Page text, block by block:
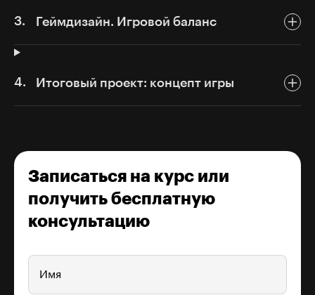
Геймдизайн. Игровой баланс
Итоговый проект: концепт игры
Записаться на курс или
получить бесплатную
консультацию
Имя